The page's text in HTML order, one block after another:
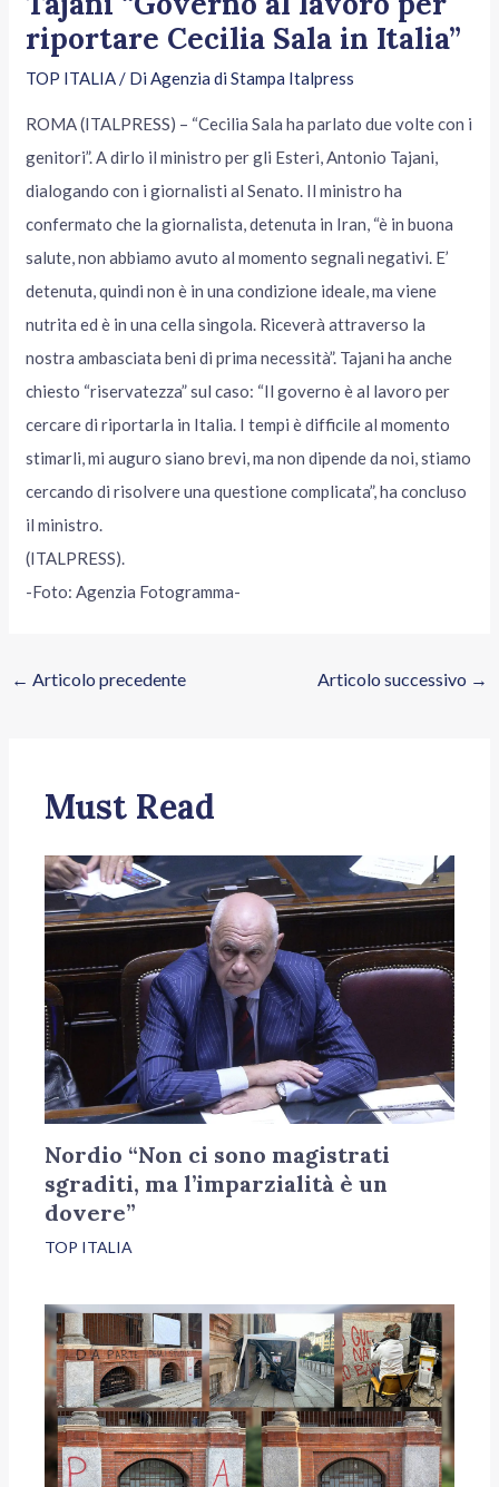
riportare Cecilia Sala in Italia”
TOP ITALIA/ DiAgenzia di Stampa Italpress
ROMA (ITALPRESS) – “Cecilia Sala ha parlato due volte con i
genitori”. A dirlo il ministro per gli Esteri, Antonio Tajani,
dialogando con i giornalisti al Senato. Il ministro ha
confermato che la giornalista, detenuta in Iran, “è in buona
salute, non abbiamo avuto al momento segnali negativi. E’
detenuta, quindi non è in una condizione ideale, ma viene
nutrita ed è in una cella singola. Riceverà attraverso la
nostra ambasciata beni di prima necessità”. Tajani ha anche
chiesto “riservatezza” sul caso: “Il governo è al lavoro per
cercare di riportarla in Italia. I tempi è difficile al momento
stimarli, mi auguro siano brevi, ma non dipende da noi, stiamo
cercando di risolvere una questione complicata”, ha concluso
il ministro.
(ITALPRESS).
-Foto: Agenzia Fotogramma-
← Articolo precedente Articolo successivo →
Must Read
Nordio “Non ci sono magistrati
sgraditi, ma l’imparzialità è un
dovere”
TOP ITALIA